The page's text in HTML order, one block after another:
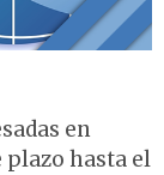
en
hasta el